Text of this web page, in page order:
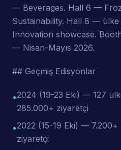
— Beverages. Hall 6 —
Sustainability. Hall 8 —
Innovation showcase.
— Nisan-Mayıs 2026.
## Geçmiş Edisyonlar
•2024 (19-23 Eki) — 127
285.000+ ziyaretçi
•2022 (15-19 Eki) — 7.200+
ziyaretçi